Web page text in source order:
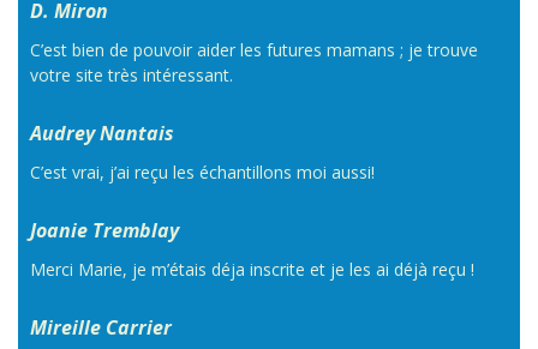
D. Miron
C’est bien de pouvoir aider les futures mamans ; je trouve
votre site très intéressant.
Audrey Nantais
C’est vrai, j’ai reçu les échantillons moi aussi!
Joanie Tremblay
Merci Marie, je m’étais déja inscrite et je les ai déjà reçu !
Mireille Carrier